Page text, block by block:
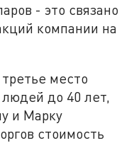
- это связано
компании на
место
до 40 лет,
и Марку
стоимость